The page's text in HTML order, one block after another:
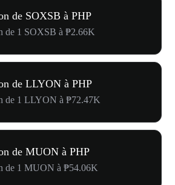
de SOXSB à PHP
de 1 SOXSB à ₱2.66K
de LLYON à PHP
de 1 LLYON à ₱72.47K
de MUON à PHP
de 1 MUON à ₱54.06K